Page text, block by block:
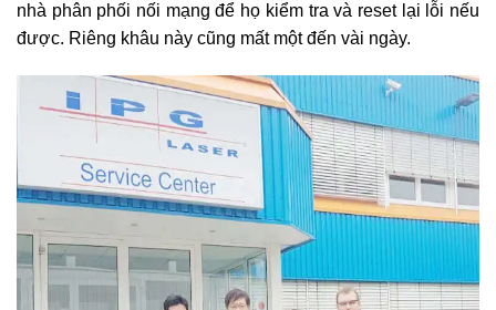
nhà phân phối nối mạng để họ kiểm tra và reset lại lỗi nếu
được. Riêng khâu này cũng mất một đến vài ngày.